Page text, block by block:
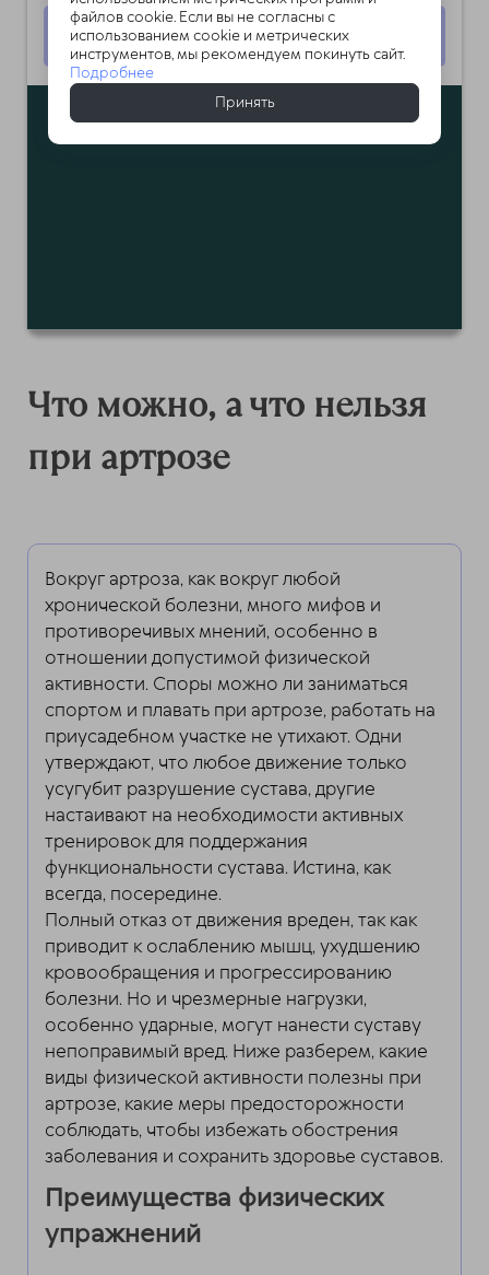
Подробнее
Что можно, а что нельзя
при артрозе
Вокруг артроза, как вокруг любой
хронической болезни, много мифов и
противоречивых мнений, особенно в
отношении допустимой физической
активности. Споры можно ли заниматься
спортом и плавать при артрозе, работать на
приусадебном участке не утихают. Одни
утверждают, что любое движение только
усугубит разрушение сустава, другие
настаивают на необходимости активных
тренировок для поддержания
функциональности сустава. Истина, как
всегда, посередине.
Полный отказ от движения вреден, так как
приводит к ослаблению мышц, ухудшению
кровообращения и прогрессированию
болезни. Но и чрезмерные нагрузки,
особенно ударные, могут нанести суставу
непоправимый вред. Ниже разберем, какие
виды физической активности полезны при
артрозе, какие меры предосторожности
соблюдать, чтобы избежать обострения
заболевания и сохранить здоровье суставов.
Преимущества физических
упражнений
файлов cookie. Если вы не согласны с
использованием cookie и метрических
инструментов, мы рекомендуем покинуть сайт.
Подробнее
Принять